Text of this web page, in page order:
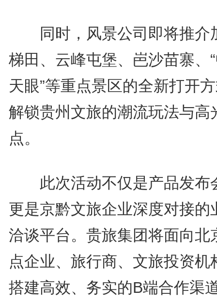
同时，风景公司即将推介
梯田、云峰屯堡、岜沙苗寨、
天眼”等重点景区的全新打开
解锁贵州文旅的潮流玩法与高
点。
此次活动不仅是产品发布
更是京黔文旅企业深度对接的
洽谈平台。贵旅集团将面向北
点企业、旅行商、文旅投资机
搭建高效、务实的B端合作渠